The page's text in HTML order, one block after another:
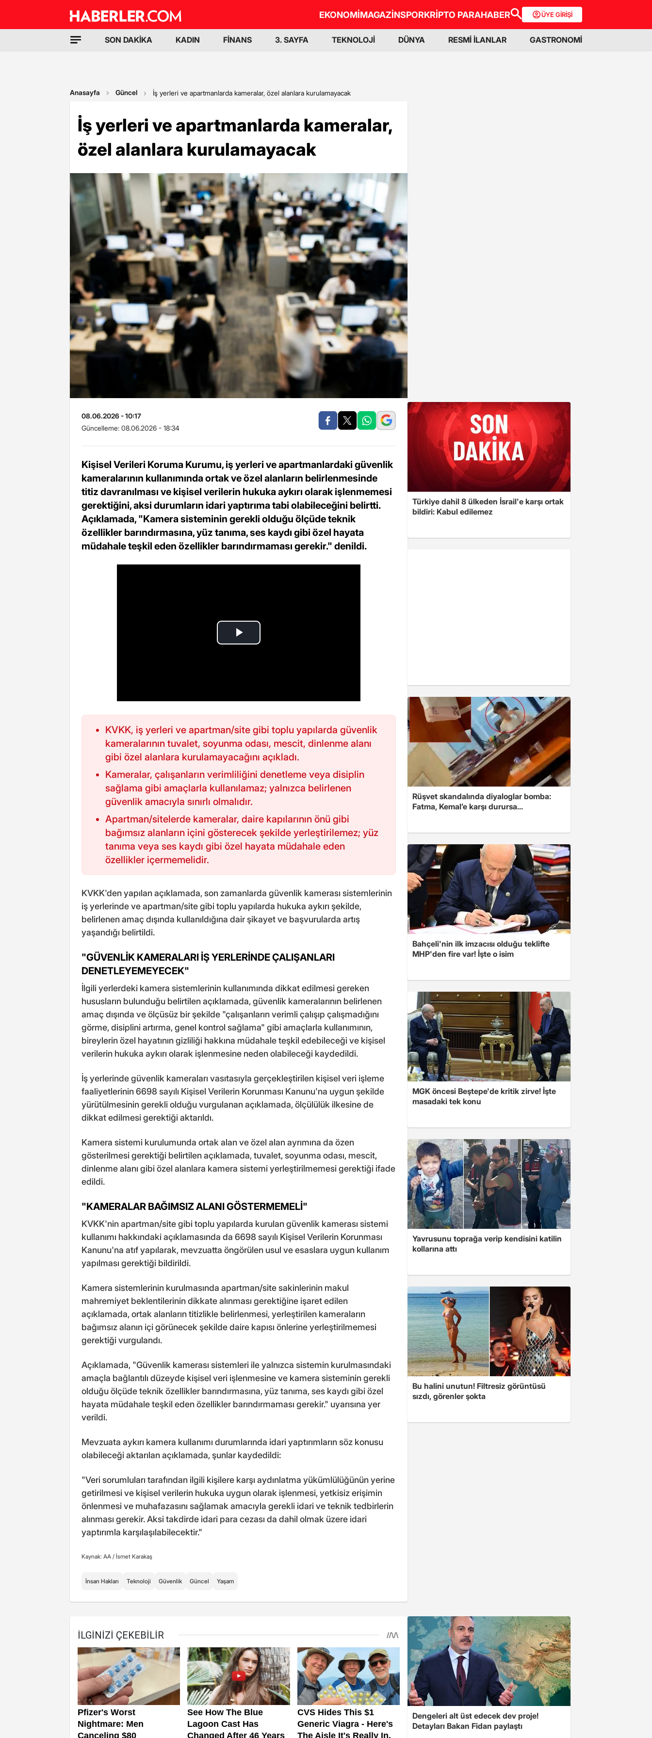
EKONOMİMAGAZİNSPORKRİPTO PARAHABER ÜYE GİRİŞİ
SON DAKİKA KADIN FİNANS 3. SAYFA TEKNOLOJİ DÜNYA RESMİ İLANLAR GASTRONOMİ
Anasayfa Güncel İş yerleri ve apartmanlarda kameralar, özel alanlara kurulamayacak
İş yerleri ve apartmanlarda kameralar,
özel alanlara kurulamayacak
08.06.2026 - 10:17
Güncelleme: 08.06.2026 - 18:34
Kişisel Verileri Koruma Kurumu, iş yerleri ve apartmanlardaki güvenlik
kameralarının kullanımında ortak ve özel alanların belirlenmesinde
titiz davranılması ve kişisel verilerin hukuka aykırı olarak işlenmemesi
gerektiğini, aksi durumların idari yaptırıma tabi olabileceğini belirtti.
Açıklamada, "Kamera sisteminin gerekli olduğu ölçüde teknik
özellikler barındırmasına, yüz tanıma, ses kaydı gibi özel hayata
müdahale teşkil eden özellikler barındırmaması gerekir." denildi.
KVKK, iş yerleri ve apartman/site gibi toplu yapılarda güvenlik
kameralarının tuvalet, soyunma odası, mescit, dinlenme alanı
gibi özel alanlara kurulamayacağını açıkladı.
Kameralar, çalışanların verimliliğini denetleme veya disiplin
sağlama gibi amaçlarla kullanılamaz; yalnızca belirlenen
güvenlik amacıyla sınırlı olmalıdır.
Apartman/sitelerde kameralar, daire kapılarının önü gibi
bağımsız alanların içini gösterecek şekilde yerleştirilemez; yüz
tanıma veya ses kaydı gibi özel hayata müdahale eden
özellikler içermemelidir.
KVKK'den yapılan açıklamada, son zamanlarda güvenlik kamerası sistemlerinin
iş yerlerinde ve apartman/site gibi toplu yapılarda hukuka aykırı şekilde,
belirlenen amaç dışında kullanıldığına dair şikayet ve başvurularda artış
yaşandığı belirtildi.
"GÜVENLİK KAMERALARI İŞ YERLERİNDE ÇALIŞANLARI
DENETLEYEMEYECEK"
İlgili yerlerdeki kamera sistemlerinin kullanımında dikkat edilmesi gereken
hususların bulunduğu belirtilen açıklamada, güvenlik kameralarının belirlenen
amaç dışında ve ölçüsüz bir şekilde "çalışanların verimli çalışıp çalışmadığını
görme, disiplini artırma, genel kontrol sağlama" gibi amaçlarla kullanımının,
bireylerin özel hayatının gizliliği hakkına müdahale teşkil edebileceği ve kişisel
verilerin hukuka aykırı olarak işlenmesine neden olabileceği kaydedildi.
İş yerlerinde güvenlik kameraları vasıtasıyla gerçekleştirilen kişisel veri işleme
faaliyetlerinin 6698 sayılı Kişisel Verilerin Korunması Kanunu'na uygun şekilde
yürütülmesinin gerekli olduğu vurgulanan açıklamada, ölçülülük ilkesine de
dikkat edilmesi gerektiği aktarıldı.
Kamera sistemi kurulumunda ortak alan ve özel alan ayrımına da özen
gösterilmesi gerektiği belirtilen açıklamada, tuvalet, soyunma odası, mescit,
dinlenme alanı gibi özel alanlara kamera sistemi yerleştirilmemesi gerektiği ifade
edildi.
"KAMERALAR BAĞIMSIZ ALANI GÖSTERMEMELİ"
KVKK'nin apartman/site gibi toplu yapılarda kurulan güvenlik kamerası sistemi
kullanımı hakkındaki açıklamasında da 6698 sayılı Kişisel Verilerin Korunması
Kanunu'na atıf yapılarak, mevzuatta öngörülen usul ve esaslara uygun kullanım
yapılması gerektiği bildirildi.
Kamera sistemlerinin kurulmasında apartman/site sakinlerinin makul
mahremiyet beklentilerinin dikkate alınması gerektiğine işaret edilen
açıklamada, ortak alanların titizlikle belirlenmesi, yerleştirilen kameraların
bağımsız alanın içi görünecek şekilde daire kapısı önlerine yerleştirilmemesi
gerektiği vurgulandı.
Açıklamada, "Güvenlik kamerası sistemleri ile yalnızca sistemin kurulmasındaki
amaçla bağlantılı düzeyde kişisel veri işlenmesine ve kamera sisteminin gerekli
olduğu ölçüde teknik özellikler barındırmasına, yüz tanıma, ses kaydı gibi özel
hayata müdahale teşkil eden özellikler barındırmaması gerekir." uyarısına yer
verildi.
Mevzuata aykırı kamera kullanımı durumlarında idari yaptırımların söz konusu
olabileceği aktarılan açıklamada, şunlar kaydedildi:
"Veri sorumluları tarafından ilgili kişilere karşı aydınlatma yükümlülüğünün yerine
getirilmesi ve kişisel verilerin hukuka uygun olarak işlenmesi, yetkisiz erişimin
önlenmesi ve muhafazasını sağlamak amacıyla gerekli idari ve teknik tedbirlerin
alınması gerekir. Aksi takdirde idari para cezası da dahil olmak üzere idari
yaptırımla karşılaşılabilecektir."
Kaynak: AA / İsmet Karakaş
İnsan Hakları Teknoloji Güvenlik Güncel Yaşam
Türkiye dahil 8 ülkeden İsrail'e karşı ortak
bildiri: Kabul edilemez
Rüşvet skandalında diyaloglar bomba:
Fatma, Kemal’e karşı durursa...
Bahçeli'nin ilk imzacısı olduğu teklifte
MHP'den fire var! İşte o isim
MGK öncesi Beştepe'de kritik zirve! İşte
masadaki tek konu
Yavrusunu toprağa verip kendisini katilin
kollarına attı
Bu halini unutun! Filtresiz görüntüsü
sızdı, görenler şokta
Dengeleri alt üst edecek dev proje!
Detayları Bakan Fidan paylaştı